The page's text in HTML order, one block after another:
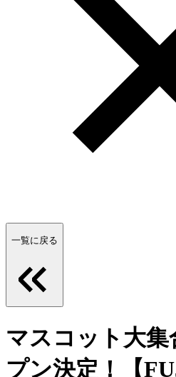
一覧に戻る
マスコット大
プン決定！【